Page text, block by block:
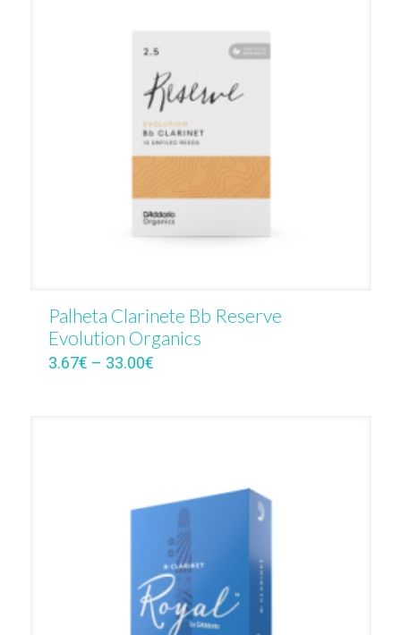
Palheta Clarinete Bb Reserve
Evolution Organics
3.67€ – 33.00€